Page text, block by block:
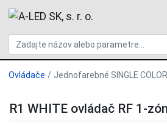
Ovládače Jednofarebné SINGLE COLOR
R1 WHITE ovládač RF 1-